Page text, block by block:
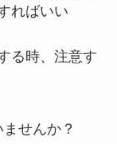
ればいい
る時、注意す
せんか？